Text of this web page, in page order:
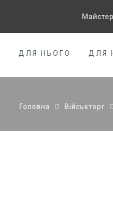
ДЛЯ НЬОГО ДЛЯ
Головна Військторг